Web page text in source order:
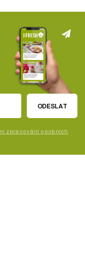
ODESLAT
zpracování osobních